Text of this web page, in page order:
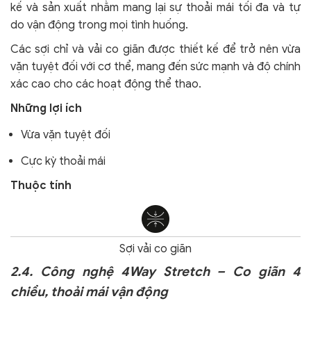
kế và sản xuất nhằm mang lại sự thoải mái tối đa và tự
do vận động trong mọi tình huống.
Các sợi chỉ và vải co giãn được thiết kế để trở nên vừa
vặn tuyệt đối với cơ thể, mang đến sức mạnh và độ chính
xác cao cho các hoạt động thể thao.
Những lợi ích
Vừa vặn tuyệt đối
Cực kỳ thoải mái
Thuộc tính
Sợi vải co giãn
2.4. Công nghệ 4Way Stretch – Co giãn 4
chiều, thoải mái vận động